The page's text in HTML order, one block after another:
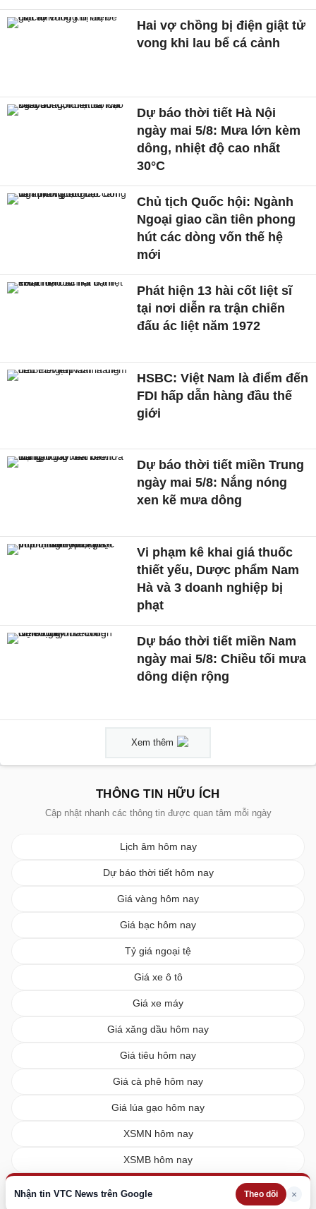
Nhận tin VTC News trên Google Theo dõi ×
Hai vợ chồng bị điện giật tử
vong khi lau bể cá cảnh
Dự báo thời tiết Hà Nội
ngày mai 5/8: Mưa lớn kèm
dông, nhiệt độ cao nhất
30°C
Chủ tịch Quốc hội: Ngành
Ngoại giao cần tiên phong
hút các dòng vốn thế hệ
mới
Phát hiện 13 hài cốt liệt sĩ
tại nơi diễn ra trận chiến
đấu ác liệt năm 1972
HSBC: Việt Nam là điểm đến
FDI hấp dẫn hàng đầu thế
giới
Dự báo thời tiết miền Trung
ngày mai 5/8: Nắng nóng
xen kẽ mưa dông
Vi phạm kê khai giá thuốc
thiết yếu, Dược phẩm Nam
Hà và 3 doanh nghiệp bị
phạt
Dự báo thời tiết miền Nam
ngày mai 5/8: Chiều tối mưa
dông diện rộng
Xem thêm
THÔNG TIN HỮU ÍCH
Cập nhật nhanh các thông tin được quan tâm mỗi ngày
Lịch âm hôm nay
Dự báo thời tiết hôm nay
Giá vàng hôm nay
Giá bạc hôm nay
Tỷ giá ngoại tệ
Giá xe ô tô
Giá xe máy
Giá xăng dầu hôm nay
Giá tiêu hôm nay
Giá cà phê hôm nay
Giá lúa gạo hôm nay
XSMN hôm nay
XSMB hôm nay